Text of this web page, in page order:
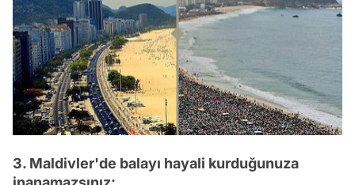
3. Maldivler'de balayı hayali kurduğunuza